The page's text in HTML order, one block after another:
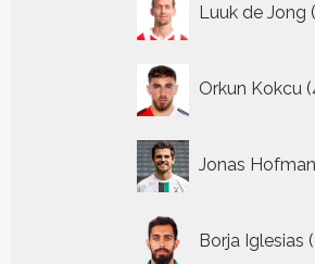
Luuk de Jong
Orkun Kokcu
Jonas
Borja Iglesias